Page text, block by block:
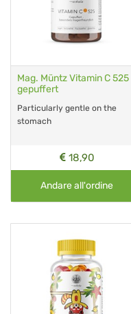
Mag. Müntz Vitamin C 525
gepuffert
Particularly gentle on the
stomach
18,90
Andare all'ordine